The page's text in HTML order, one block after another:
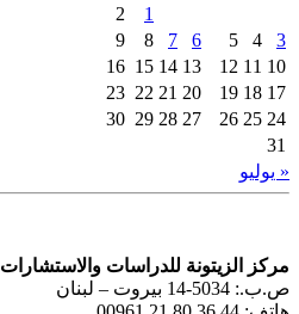
1
2
3
4
5
6
7
8
9
10
11
12
13
14
15
16
17
18
19
20
21
22
23
24
25
26
27
28
29
30
31
« يوليو
مركز الزيتونة للدراسات والاستشارات
ص.ب.: 5034-14 بيروت – لبنان